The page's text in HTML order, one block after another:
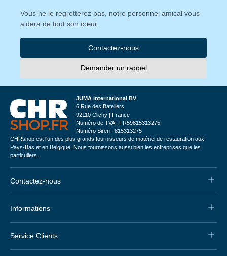
Vous ne le regretterez pas, notre personnel amical vous
aidera de tout son cœur.
Contactez-nous
Demander un rappel
JUMA International BV
6 Rue des Bateliers
92110 Clichy | France
Numéro de TVA : FR59815313275
Numéro Siren : 815313275
CHRshop est l'un des plus grands fournisseurs de matériel de restauration aux
Pays-Bas et en Belgique. Nous fournissons aussi bien les entreprises que les
particuliers.
Contactez-nous
Informations
Service Clients